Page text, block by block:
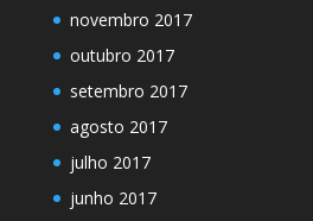
novembro 2017
outubro 2017
setembro 2017
agosto 2017
julho 2017
junho 2017